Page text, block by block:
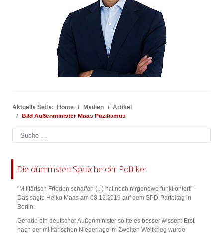
Aktuelle Seite: Home Medien
Artikel
Bild Außenminister Maas Pazifismus
Suchen
Die dümmsten Sprüche der Politiker
"Militärisch Frieden schaffen (...) hat noch nirgendwo funktioniert" -
Das sagte Heiko Maas am 08.12.2019 auf dem SPD-Parteitag in
Berlin.
Gerade ein deutscher Außenminister sollte es besser wissen: Erst
nach der militärischen Niederlage im Zweiten Weltkrieg wurde